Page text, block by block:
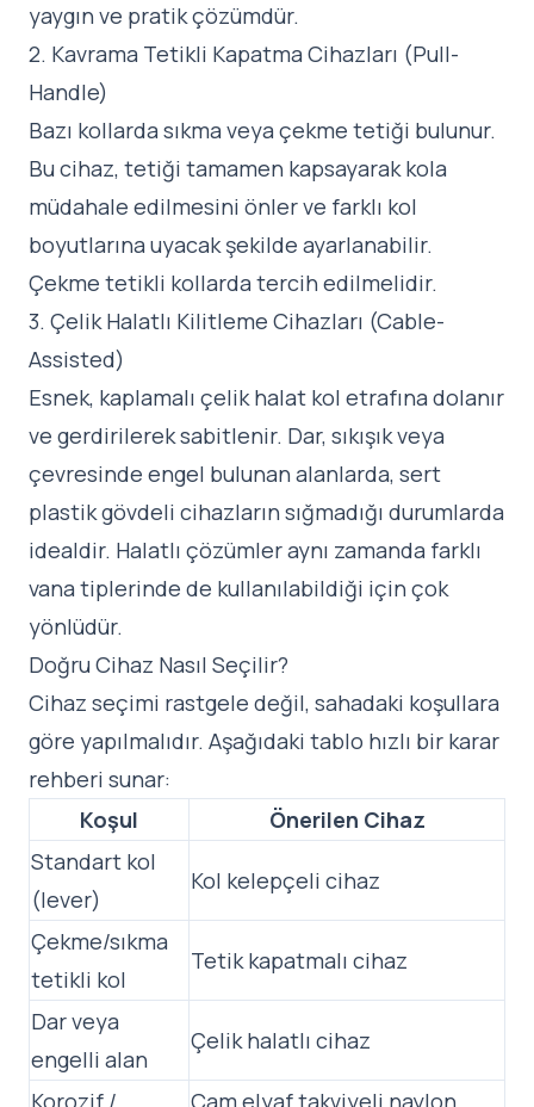
yaygın ve pratik çözümdür.
2. Kavrama Tetikli Kapatma Cihazları (Pull-
Handle)
Bazı kollarda sıkma veya çekme tetiği bulunur.
Bu cihaz, tetiği tamamen kapsayarak kola
müdahale edilmesini önler ve farklı kol
boyutlarına uyacak şekilde ayarlanabilir.
Çekme tetikli kollarda tercih edilmelidir.
3. Çelik Halatlı Kilitleme Cihazları (Cable-
Assisted)
Esnek, kaplamalı çelik halat kol etrafına dolanır
ve gerdirilerek sabitlenir. Dar, sıkışık veya
çevresinde engel bulunan alanlarda, sert
plastik gövdeli cihazların sığmadığı durumlarda
idealdir. Halatlı çözümler aynı zamanda farklı
vana tiplerinde de kullanılabildiği için çok
yönlüdür.
Doğru Cihaz Nasıl Seçilir?
Cihaz seçimi rastgele değil, sahadaki koşullara
göre yapılmalıdır. Aşağıdaki tablo hızlı bir karar
rehberi sunar:
Koşul
Önerilen Cihaz
Standart kol
(lever)
Kol kelepçeli cihaz
Çekme/sıkma
tetikli kol
Tetik kapatmalı cihaz
Dar veya
engelli alan
Çelik halatlı cihaz